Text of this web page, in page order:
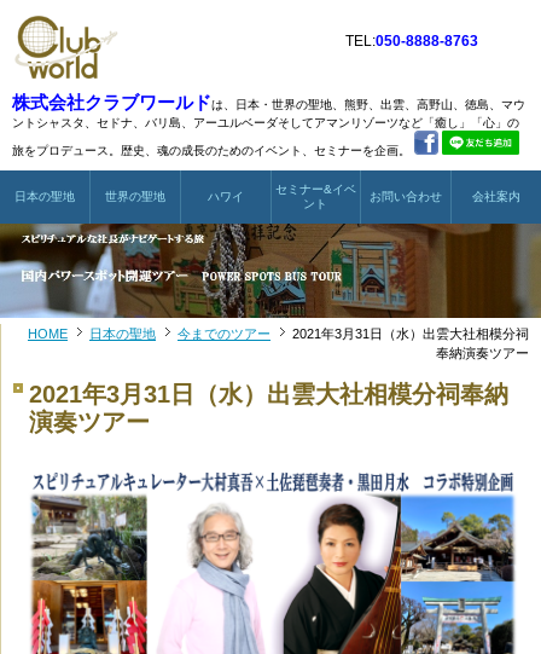
株式会社クラブワールドは、日本・世界の聖地、熊野、出雲、高野山、徳島、マウ
ントシャスタ、 セドナ、バリ島、アーユルベーダそしてアマンリゾーツなど 「癒し」「心」の
旅をプロデュース。歴史、魂の成長のためのイベント、セミナーを企画。
TEL:050-8888-8763
日本の聖地 世界の聖地 ハワイ
セミナー&イベ
ント
お問い合わせ 会社案内
HOME 日本の聖地 今までのツアー
2021年3月31日（水）出雲大社相模分祠
奉納演奏ツアー
2021年3月31日（水）出雲大社相模分祠奉納
演奏ツアー